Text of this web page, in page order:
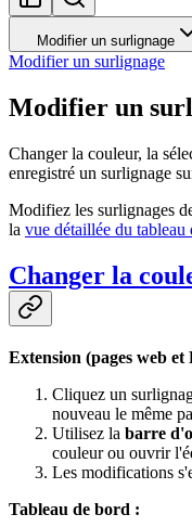
Modifier un surlignage
Modifier un surlignage
Modifier un
Changer la couleur, la
enregistré un surlignage
Modifiez les surlignages
la vue détaillée du tableau
Changer la
Extension (pages web et
Cliquez un
nouveau le même
Utilisez la barre
couleur ou ouvrir
Les modifications
Tableau de bord :